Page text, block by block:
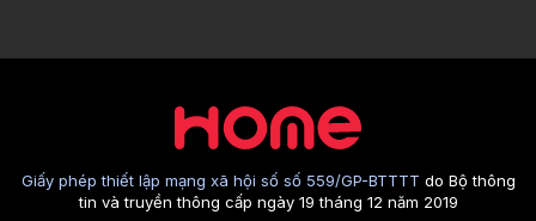
Giấy phép thiết lập mạng xã hội số số 559/GP-BTTTT do Bộ thông
tin và truyền thông cấp ngày 19 tháng 12 năm 2019